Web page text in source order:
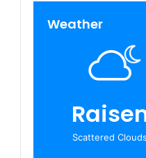
Weather
Scattered Clouds